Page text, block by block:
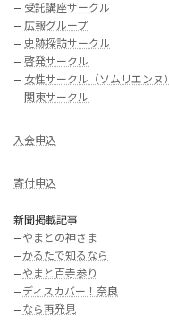
— 受託講座サークル
— 広報グループ
— 史跡探訪サークル
— 啓発サークル
— 女性サークル（ソムリエンヌ）
— 関東サークル
入会申込
寄付申込
新聞掲載記事
—やまとの神さま
—かるたで知るなら
—やまと百寺参り
—ディスカバー！奈良
—なら再発見